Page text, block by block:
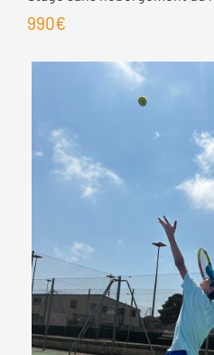
990€